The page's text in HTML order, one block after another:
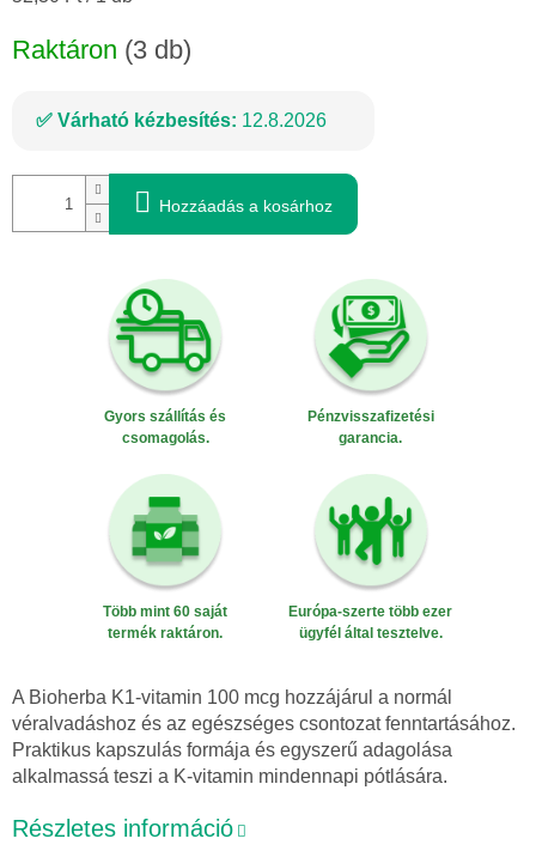
Raktáron (3 db)
Várható kézbesítés: 12.8.2026
Hozzáadás a kosárhoz
Gyors szállítás és
csomagolás.
Pénzvisszafizetési
garancia.
Több mint 60 saját
termék raktáron.
Európa-szerte több ezer
ügyfél által tesztelve.
A Bioherba K1-vitamin 100 mcg hozzájárul a normál
véralvadáshoz és az egészséges csontozat fenntartásához.
Praktikus kapszulás formája és egyszerű adagolása
alkalmassá teszi a K-vitamin mindennapi pótlására.
Részletes információ